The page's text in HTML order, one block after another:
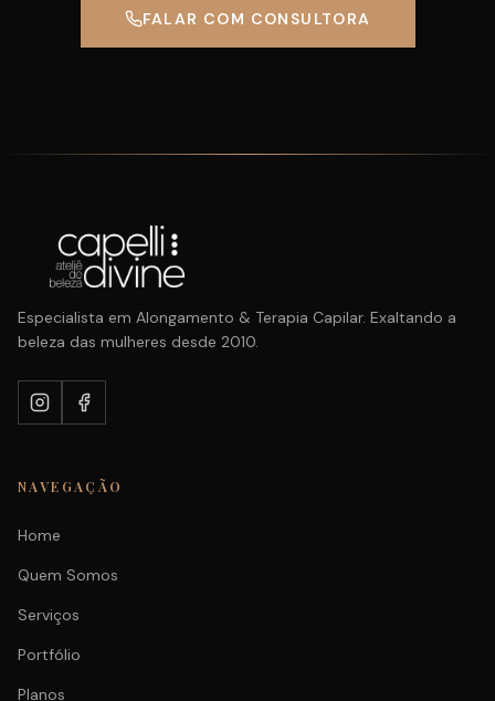
FALAR COM CONSULTORA
Especialista em Alongamento & Terapia Capilar. Exaltando a
beleza das mulheres desde 2010.
NAVEGAÇÃO
Home
Quem Somos
Serviços
Portfólio
Planos